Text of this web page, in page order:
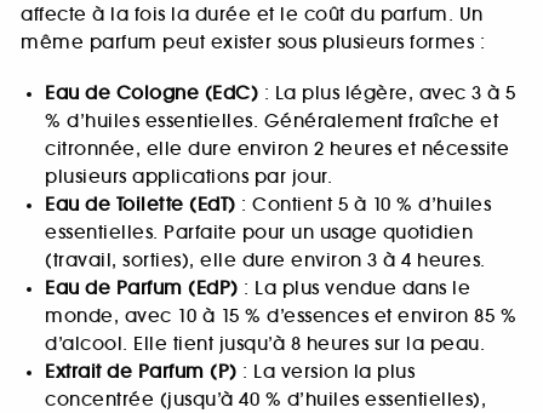
affecte à la fois la durée et le coût du parfum. Un
même parfum peut exister sous plusieurs formes :
Eau de Cologne (EdC) : La plus légère, avec 3 à 5
% d’huiles essentielles. Généralement fraîche et
citronnée, elle dure environ 2 heures et nécessite
plusieurs applications par jour.
Eau de Toilette (EdT) : Contient 5 à 10 % d’huiles
essentielles. Parfaite pour un usage quotidien
(travail, sorties), elle dure environ 3 à 4 heures.
Eau de Parfum (EdP) : La plus vendue dans le
monde, avec 10 à 15 % d’essences et environ 85 %
d’alcool. Elle tient jusqu’à 8 heures sur la peau.
Extrait de Parfum (P) : La version la plus
concentrée (jusqu’à 40 % d’huiles essentielles),